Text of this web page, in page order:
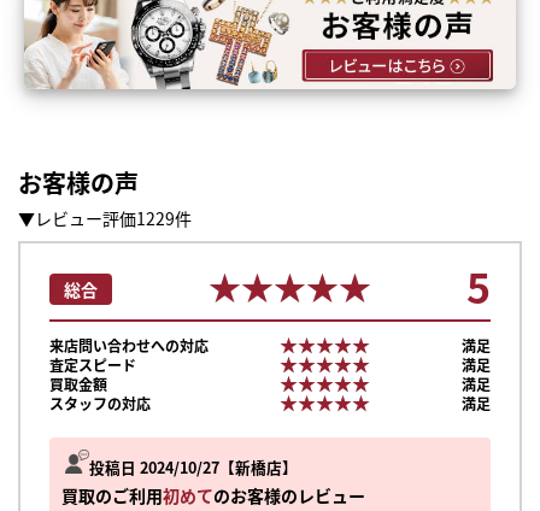
お客様の声
▼レビュー評価1229件
投稿日 2024/10/27 新橋店
買取のご利用初めてのお客様のレビュー
総合 ★★★★★
★★★★★ 5
来店問い合わせへの対応 ★★★★★
★★★★★
満足
査定スピード
★★★★★
★★★★★
満足
買取金額
★★★★★
★★★★★
満足
スタッフの対応
★★★★★
★★★★★ 満足